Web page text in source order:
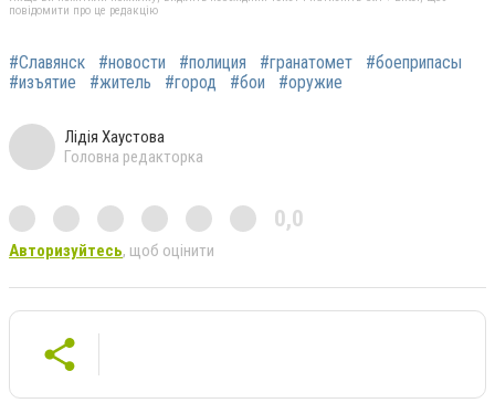
повідомити про це редакцію
#Славянск #новости #полиция #гранатомет
#боеприпасы
#изъятие
#житель #город #бои #оружие
Лідія Хаустова
Головна редакторка
0,0
Авторизуйтесь, щоб оцінити